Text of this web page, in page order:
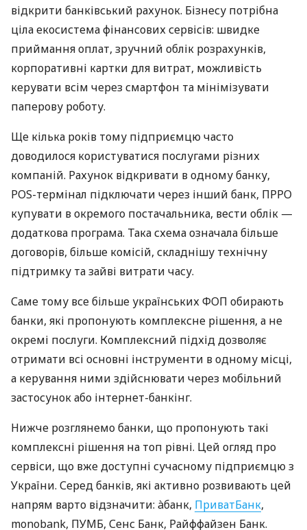
відкрити банківський рахунок. Бізнесу потрібна
ціла екосистема фінансових сервісів: швидке
приймання оплат, зручний облік розрахунків,
корпоративні картки для витрат, можливість
керувати всім через смартфон та мінімізувати
паперову роботу.
Ще кілька років тому підприємцю часто
доводилося користуватися послугами різних
компаній. Рахунок відкривати в одному банку,
POS-термінал підключати через інший банк, ПРРО
купувати в окремого постачальника, вести облік —
додаткова програма. Така схема означала більше
договорів, більше комісій, складнішу технічну
підтримку та зайві витрати часу.
Саме тому все більше українських ФОП обирають
банки, які пропонують комплексне рішення, а не
окремі послуги. Комплексний підхід дозволяє
отримати всі основні інструменти в одному місці,
а керування ними здійснювати через мобільний
застосунок або інтернет-банкінг.
Нижче розглянемо банки, що пропонують такі
комплексні рішення на топ рівні. Цей огляд про
сервіси, що вже доступні сучасному підприємцю з
України. Серед банків, які активно розвивають цей
напрям варто відзначити: àбанк, ПриватБанк,
monobank, ПУМБ, Сенс Банк, Райффайзен Банк.